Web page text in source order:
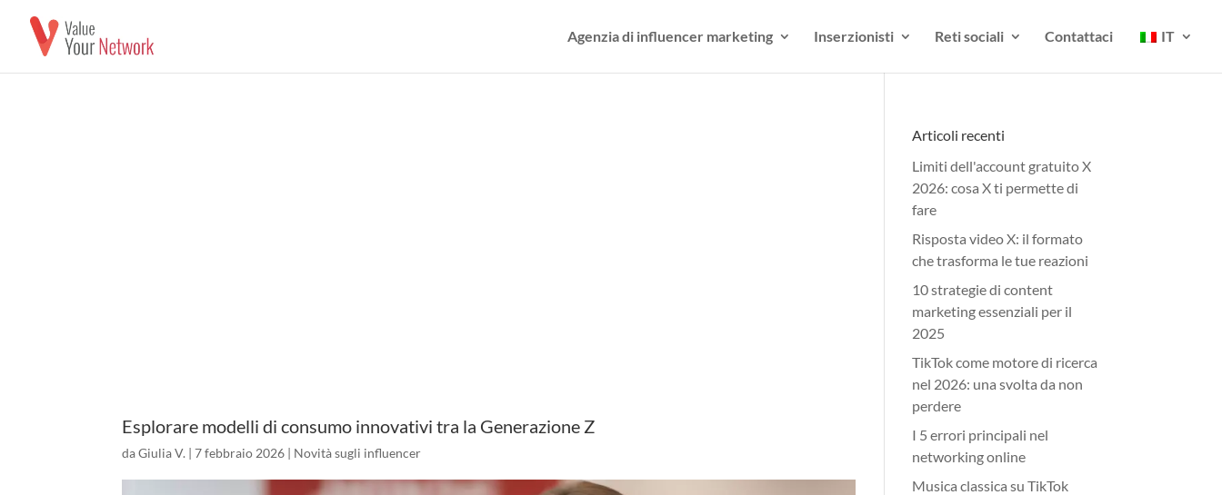
Agenzia di influencer marketing Inserzionisti Reti sociali Contattaci IT
Esplorare modelli di consumo innovativi tra la Generazione Z
daGiulia V. |7 febbraio 2026 | Novità sugli influencer
Articoli recenti
Limiti dell'account gratuito X
2026: cosa X ti permette di
fare
Risposta video X: il formato
che trasforma le tue reazioni
10 strategie di content
marketing essenziali per il
2025
TikTok come motore di ricerca
nel 2026: una svolta da non
perdere
I 5 errori principali nel
networking online
Musica classica su TikTok